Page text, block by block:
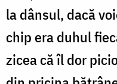
la dânsul, dacă
chip era duhul
zicea că îl dor